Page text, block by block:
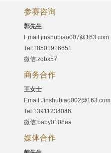
参赛咨询
郭先生
Email:jinshubiao007@163.com
Tel:18501916651
微信:zqbx57
商务合作
王女士
Email:Jinshubiao002@163.com
Tel:13911234046
微信:baby0108aa
媒体合作